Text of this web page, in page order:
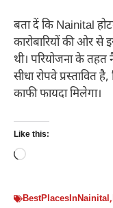
बता दें कि Nainital
कारोबारियों की ओर से
थी। परियोजना के तहत
सीधा रोपवे प्रस्तावित
काफी फायदा मिलेगा।
Like this:
Loading…
BestPlacesInNainital,